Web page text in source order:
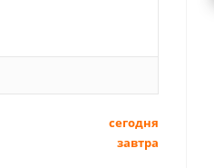
сегодня
завтра